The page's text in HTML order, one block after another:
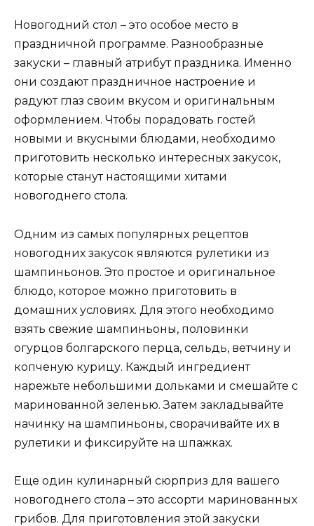
Новогодний стол – это особое место в
праздничной программе. Разнообразные
закуски – главный атрибут праздника. Именно
они создают праздничное настроение и
радуют глаз своим вкусом и оригинальным
оформлением. Чтобы порадовать гостей
новыми и вкусными блюдами, необходимо
приготовить несколько интересных закусок,
которые станут настоящими хитами
новогоднего стола.
Одним из самых популярных рецептов
новогодних закусок являются рулетики из
шампиньонов. Это простое и оригинальное
блюдо, которое можно приготовить в
домашних условиях. Для этого необходимо
взять свежие шампиньоны, половинки
огурцов болгарского перца, сельдь, ветчину и
копченую курицу. Каждый ингредиент
нарежьте небольшими дольками и смешайте с
маринованной зеленью. Затем закладывайте
начинку на шампиньоны, сворачивайте их в
рулетики и фиксируйте на шпажках.
Еще один кулинарный сюрприз для вашего
новогоднего стола – это ассорти маринованных
грибов. Для приготовления этой закуски